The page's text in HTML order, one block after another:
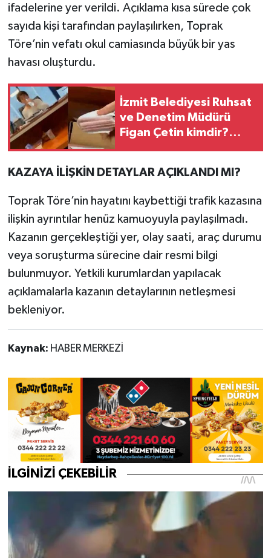
ifadelerine yer verildi. Açıklama kısa sürede çok
sayıda kişi tarafından paylaşılırken, Toprak
Töre’nin vefatı okul camiasında büyük bir yas
havası oluşturdu.
İzmit Belediyesi Ruhsat
ve Denetim Müdürü
Figan Çetin kimdir?
KAZAYA İLİŞKİN DETAYLAR AÇIKLANDI MI?
Toprak Töre’nin hayatını kaybettiği trafik kazasına
ilişkin ayrıntılar henüz kamuoyuyla paylaşılmadı.
Kazanın gerçekleştiği yer, olay saati, araç durumu
veya soruşturma sürecine dair resmi bilgi
bulunmuyor. Yetkili kurumlardan yapılacak
açıklamalarla kazanın detaylarının netleşmesi
bekleniyor.
Kaynak: HABER MERKEZİ